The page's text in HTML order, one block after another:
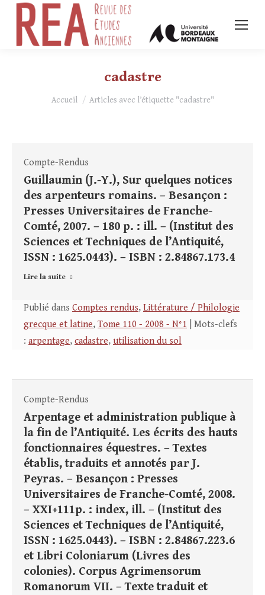
cadastre
Vous êtes ici :
Accueil Articles avec l’étiquette "cadastre"
Compte-Rendus
Guillaumin (J.-Y.), Sur quelques notices
des arpenteurs romains. – Besançon :
Presses Universitaires de Franche-
Comté, 2007. – 180 p. : ill. – (Institut des
Sciences et Techniques de l’Antiquité,
ISSN : 1625.0443). – ISBN : 2.84867.173.4
Lire la suite
Publié dans Comptes rendus, Littérature / Philologie
grecque et latine, Tome 110 - 2008 - N°1 | Mots-clefs
: arpentage, cadastre, utilisation du sol
Compte-Rendus
Arpentage et administration publique à
la fin de l’Antiquité. Les écrits des hauts
fonctionnaires équestres. – Textes
établis, traduits et annotés par J.
Peyras. – Besançon : Presses
Universitaires de Franche-Comté, 2008.
– XXI+111p. : index, ill. – (Institut des
Sciences et Techniques de l’Antiquité,
ISSN : 1625.0443). – ISBN : 2.84867.223.6
et Libri Coloniarum (Livres des
colonies). Corpus Agrimensorum
Romanorum VII. – Texte traduit et